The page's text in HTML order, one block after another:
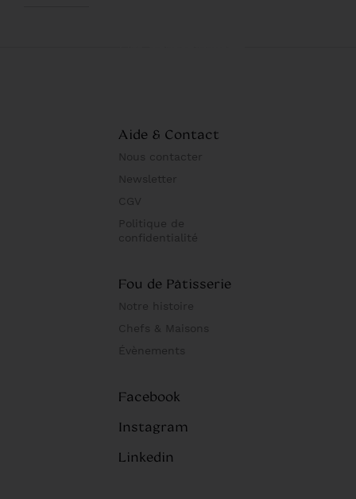
Aide & Contact
Nous contacter
Newsletter
CGV
Politique de
confidentialité
Fou de Pâtisserie
Notre histoire
Chefs & Maisons
Évènements
Facebook
Instagram
Linkedin